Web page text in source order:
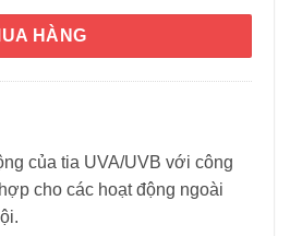
HÀNG
của tia UVA/UVB với công
cho các hoạt động ngoài